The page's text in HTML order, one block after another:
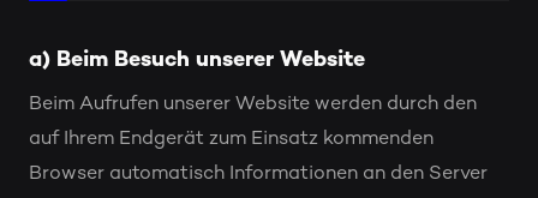
a) Beim Besuch unserer Website
Beim Aufrufen unserer Website werden durch den
auf Ihrem Endgerät zum Einsatz kommenden
Browser automatisch Informationen an den Server